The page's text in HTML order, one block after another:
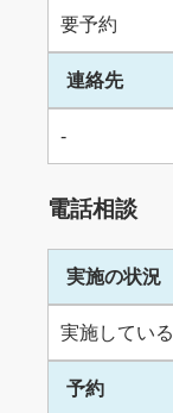
要予約
連絡先
-
電話相談
実施の状況
実施している
予約